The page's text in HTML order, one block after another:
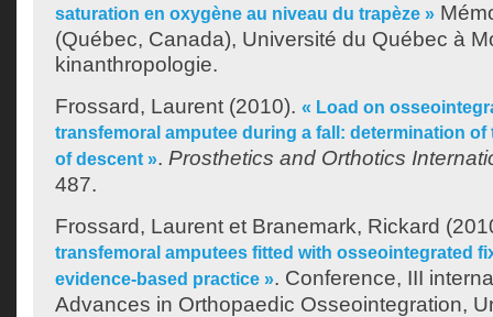
saturation en oxygène au niveau du trapèze »
(Québec, Canada), Université du Québec à
kinanthropologie.
Frossard, Laurent (2010). « Load on
transfemoral amputee during a fall: determination
of descent ». Prosthetics and Orthotics
487.
Frossard, Laurent et Branemark, Rickard
transfemoral amputees fitted with osseointegrated
evidence-based practice ». Conference, III
Advances in Orthopaedic Osseointegration,